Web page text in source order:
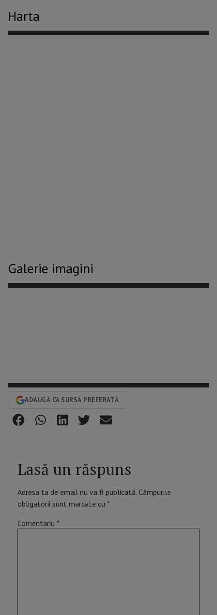
Harta
Galerie imagini
ADAUGĂ CA SURSĂ PREFERATĂ
Lasă un răspuns
Adresa ta de email nu va fi publicată. Câmpurile
obligatorii sunt marcate cu *
Comentariu *